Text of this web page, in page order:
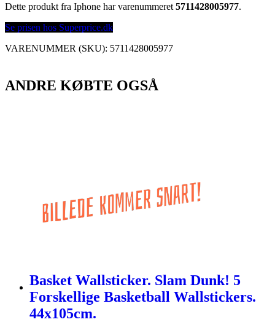
Dette produkt fra Iphone har varenummeret 5711428005977.
Se prisen hos Superprice.dk
VARENUMMER (SKU): 5711428005977
ANDRE KØBTE OGSÅ
Basket Wallsticker. Slam Dunk! 5
Forskellige Basketball Wallstickers.
44x105cm.